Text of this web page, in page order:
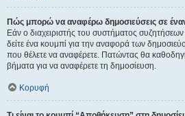
Πώς μπορώ να αναφέρω δημοσιεύσεις σε
Εάν ο διαχειριστής του συστήματος συζητήσεων
δείτε ένα κουμπί για την αναφορά των
που θέλετε να αναφέρετε. Πατώντας θα
βήματα για να αναφέρετε τη δημοσίευση.
Κορυφή